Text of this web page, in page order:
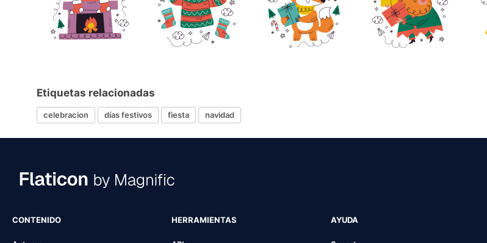
Etiquetas relacionadas
celebracion días festivos fiesta navidad
CONTENIDO HERRAMIENTAS AYUDA